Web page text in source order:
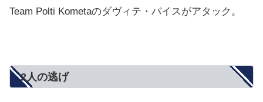
Team Polti Kometaのダヴィテ・バイスがアタック。
2人の逃げ